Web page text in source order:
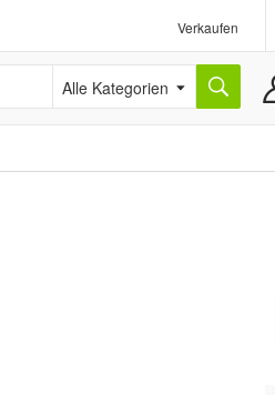
Verkaufen
Alle Kategorien